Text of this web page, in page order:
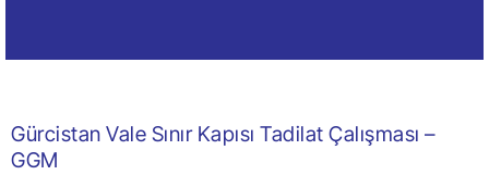
Gürcistan Vale Sınır Kapısı Tadilat Çalışması –
GGM